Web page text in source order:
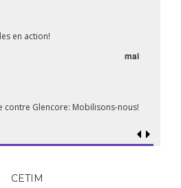
en action!
mai
contre Glencore: Mobilisons-nous!
CETIM